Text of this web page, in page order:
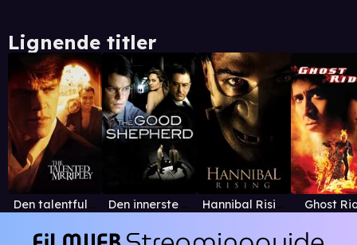
Lignende titler
Den talentfulle mr. Ripley Den innerste sirkel Hannibal Rising Ghost